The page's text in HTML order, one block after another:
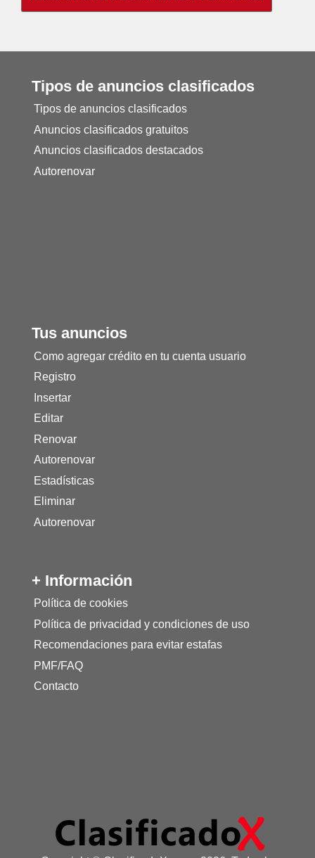
Tipos de anuncios clasificados
Tipos de anuncios clasificados
Anuncios clasificados gratuitos
Anuncios clasificados destacados
Autorenovar
Tus anuncios
Como agregar crédito en tu cuenta usuario
Registro
Insertar
Editar
Renovar
Autorenovar
Estadísticas
Eliminar
Autorenovar
+ Información
Política de cookies
Política de privacidad y condiciones de uso
Recomendaciones para evitar estafas
PMF/FAQ
Contacto